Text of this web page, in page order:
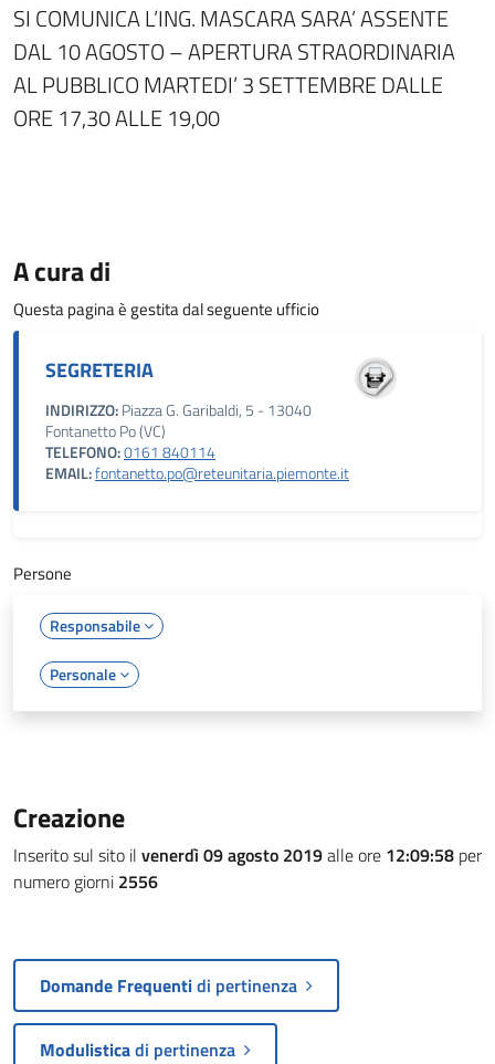
SI COMUNICA L’ING. MASCARA SARA’ ASSENTE
DAL 10 AGOSTO – APERTURA STRAORDINARIA
AL PUBBLICO MARTEDI’ 3 SETTEMBRE DALLE
ORE 17,30 ALLE 19,00
A cura di
Questa pagina è gestita dal seguente ufficio
SEGRETERIA
INDIRIZZO:Piazza G. Garibaldi, 5 - 13040
Fontanetto Po (VC)
TELEFONO:0161 840114
EMAIL:fontanetto.po@reteunitaria.piemonte.it
Persone
Responsabile
Personale
Creazione
Inserito sul sito il venerdì 09 agosto 2019alle ore 12:09:58 per
numero giorni 2556
Domande Frequentidi pertinenza
Modulisticadi pertinenza